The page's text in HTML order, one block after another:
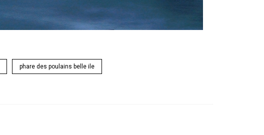
phare des poulains belle ile